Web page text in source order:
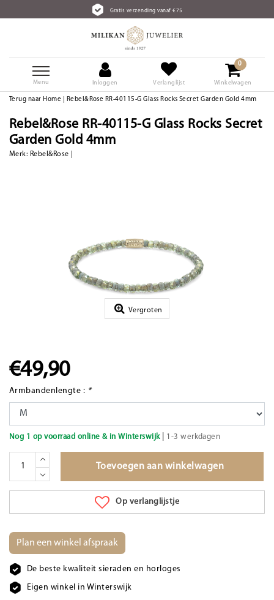
Gratis verzending vanaf €75
Menu Inloggen Verlanglijst
0
Winkelwagen
Terug naar Home Rebel&Rose RR-40115-G Glass Rocks Secret Garden Gold 4mm
Rebel&Rose RR-40115-G Glass Rocks Secret
Garden Gold 4mm
Merk: Rebel&Rose
Vergroten
€49,90
Armbandenlengte : *
Nog 1 op voorraad online & in Winterswijk| 1-3 werkdagen
Toevoegen aan winkelwagen
Op verlanglijstje
Plan een winkel afspraak
De beste kwaliteit sieraden en horloges
Eigen winkel in Winterswijk